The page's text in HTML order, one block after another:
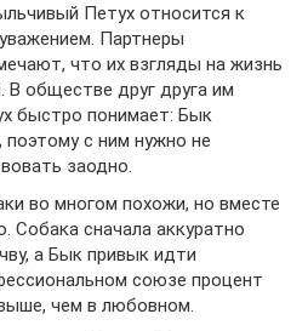
Петух относится к
Партнеры
что их взгляды на жизнь
В обществе друг друга им
быстро понимает: Бык
поэтому с ним нужно не
заодно.
во многом похожи, но вместе
Собака сначала аккуратно
а Бык привык идти
союзе процент
чем в любовном.